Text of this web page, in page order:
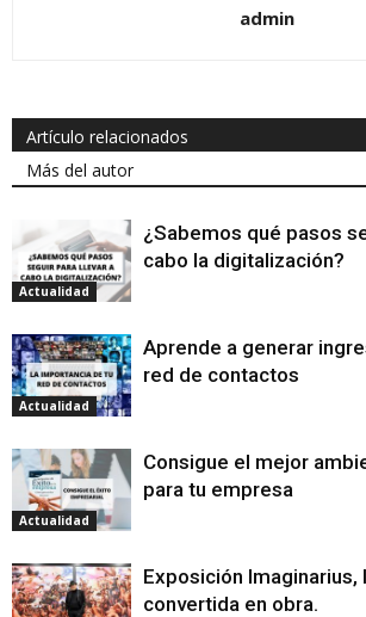
admin
Artículo relacionados
Más del autor
Actualidad
¿Sabemos qué pasos
cabo la digitalización?
Actualidad
Aprende a generar
red de contactos
Actualidad
Consigue el mejor
para tu empresa
Exposición Imaginarius,
convertida en obra.